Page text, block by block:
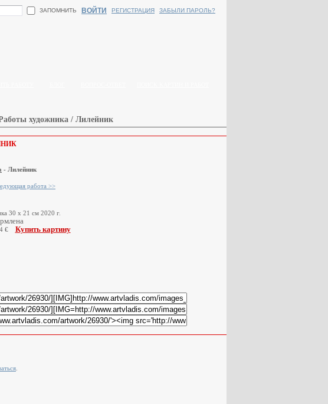
ЗАПОМНИТЬ ВОЙТИ РЕГИСТРАЦИЯ ЗАБЫЛИ ПАРОЛЬ?
художника / Лилейник
- Лилейник
работа >>
30 х 21 см 2020 г.
Купить картину